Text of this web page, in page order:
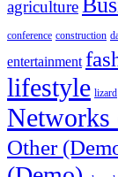
agriculture
conference construction
entertainment
lifestyle lizard
Networks
Other